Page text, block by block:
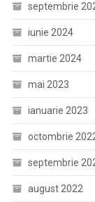
septembrie
iunie 2024
martie 2024
mai 2023
ianuarie 2023
octombrie
septembrie
august 2022